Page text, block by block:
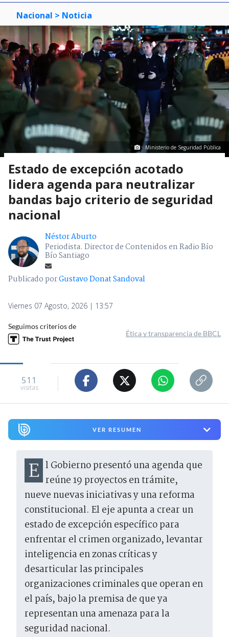
Nacional > Noticia
Ministerio de Seguridad Pública
Estado de excepción acotado
lidera agenda para neutralizar
bandas bajo criterio de seguridad
nacional
Néstor Aburto
Periodista. Director de Contenidos en Radio Bío
Bío Santiago
Publicado porGustavo Donat Sandoval
Viernes 07 Agosto, 2026 | 13:57
Seguimos criterios de
Ética y transparencia de BBCL
511
visitas
VER RESUMEN
El Gobierno presentó una agenda que reúne 19 proyectos en trámite,
nueve nuevas iniciativas y una reforma
constitucional. El eje apunta a crear un
estado de excepción específico para
enfrentar el crimen organizado, levantar
inteligencia en zonas críticas y
desarticular las principales
organizaciones criminales que operan en
el país, bajo la premisa de que ya
representan una amenaza para la
seguridad nacional.